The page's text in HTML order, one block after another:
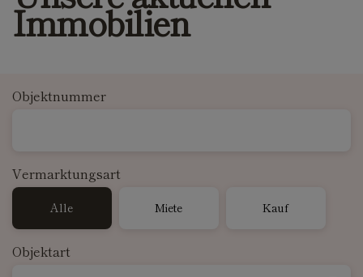
Immobilien
Objektnummer
Vermarktungsart
Alle Miete Kauf
Objektart